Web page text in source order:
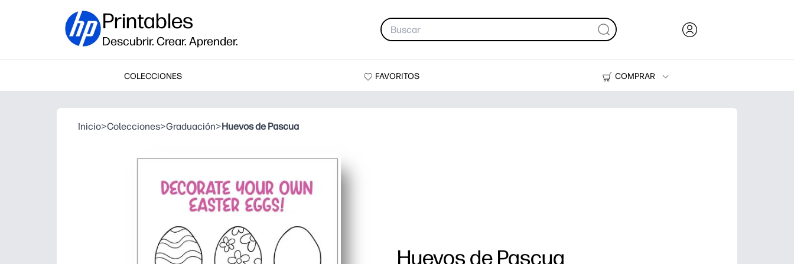
Printables
Descubrir. Crear. Aprender.
COLECCIONES FAVORITOS
COMPRAR
Impresoras
Inicio>Colecciones>Graduación>Huevos de Pascua
Huevos de Pascua